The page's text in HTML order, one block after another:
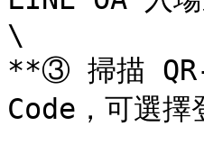
\
**③ 掃描 QR-
Code，可選擇